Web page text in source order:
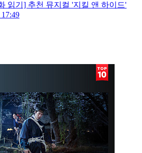
읽기] 추천 뮤지컬 '지킬 앤 하이드'